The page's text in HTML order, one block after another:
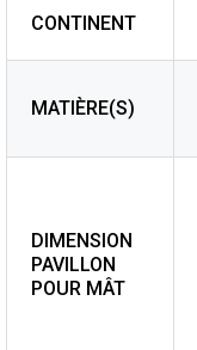
CONTINENT
MATIÈRE(S)
DIMENSION
PAVILLON
POUR MÂT